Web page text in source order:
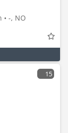
• -, NO
15